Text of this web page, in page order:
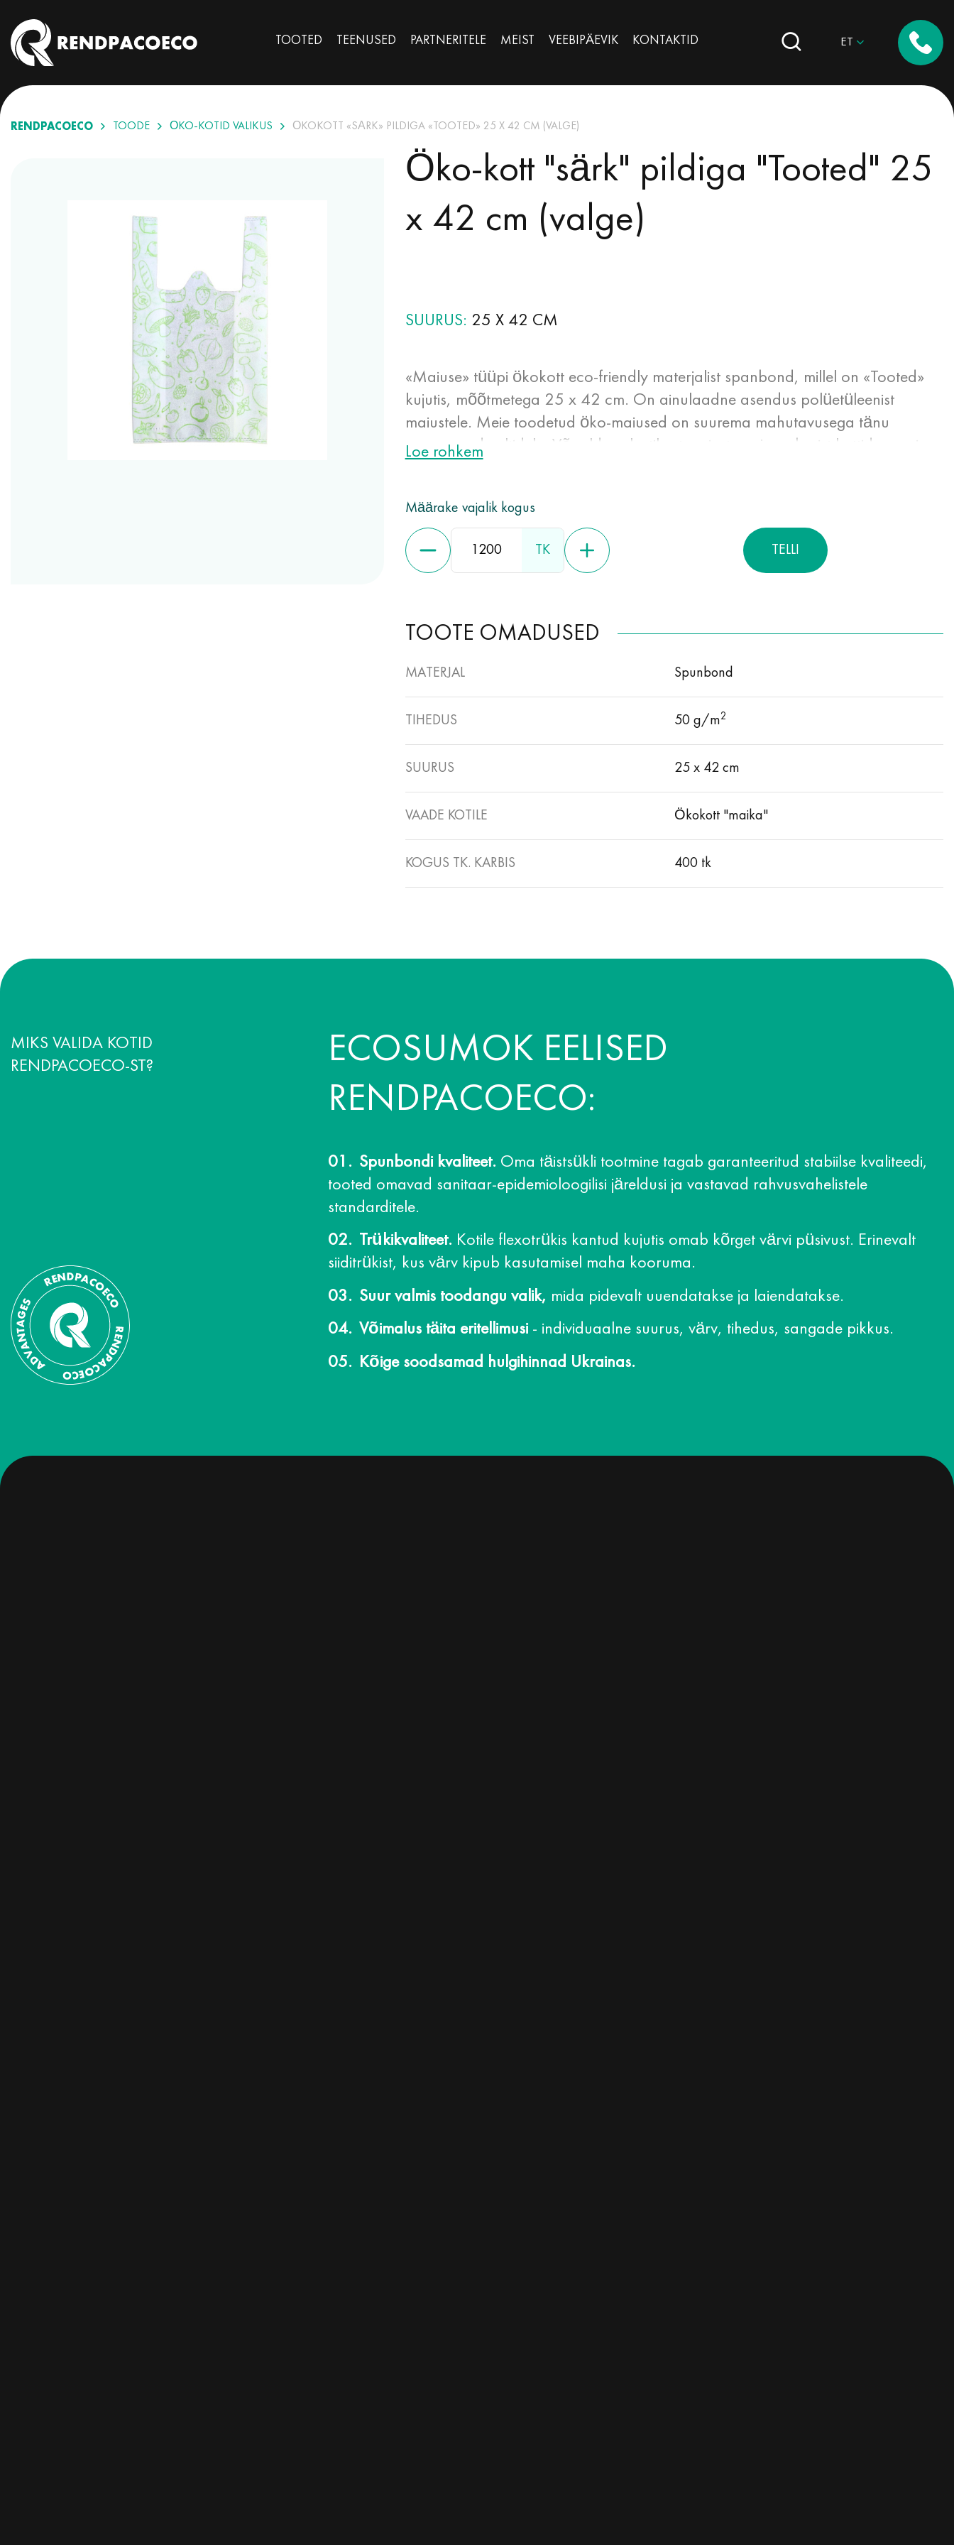
TOOTED TEENUSED PARTNERITELE MEIST VEEBIPÄEVIK КОNTAKTID ET
RENDPACOECO TOODE ÖKO-KOTID VALIKUS ÖKOKOTT «SÄRK» PILDIGA «TOOTED» 25 X 42 CM (VALGE)
Öko-kott "särk" pildiga "Tooted" 25
x 42 cm (valge)
SUURUS 25 X 42 CM
«Maiuse» tüüpi ökokott eco-friendly materjalist spanbond, millel on «Tooted»
kujutis, mõõtmetega 25 x 42 cm. On ainulaadne asendus polüetüleenist
maiustele. Meie toodetud öko-maiused on suurema mahutavusega tänu
suurenenud voltidele. Võrreldes plastikust maiustega ja paberist kottidega, ei
Loe rohkem
Määrake vajalik kogus
TK TELLI
TOOTE OMADUSED
MATERJAL Spunbond
TIHEDUS 50 g/m2
SUURUS 25 x 42 cm
VAADE KOTILE Ökokott "maika"
KOGUS TK. KARBIS 400 tk
MIKS VALIDA KOTID
RENDPACOECO-ST?
ECOSUMOK EELISED
RENDPACOECO:
Spunbondi kvaliteet.Oma täistsükli tootmine tagab garanteeritud stabiilse kvaliteedi,
tooted omavad sanitaar-epidemioloogilisi järeldusi ja vastavad rahvusvahelistele
standarditele.
Trükikvaliteet.Kotile flexotrükis kantud kujutis omab kõrget värvi püsivust. Erinevalt
siiditrükist, kus värv kipub kasutamisel maha kooruma.
Suur valmis toodangu valik, mida pidevalt uuendatakse ja laiendatakse.
Võimalus täita eritellimusi- individuaalne suurus, värv, tihedus, sangade pikkus.
Kõige soodsamad hulgihinnad Ukrainas.